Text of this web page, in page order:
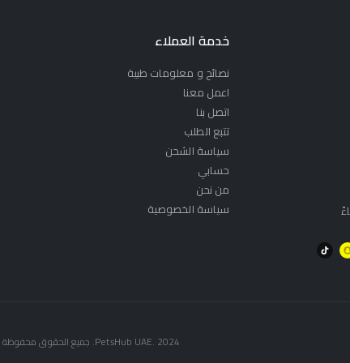
خدمة العملاء
نصائح و معلومات طبية
اعمل معنا
اتصل بنا
تتبع الطلب
سياسة الشحن
حسابي
من نحن
سياسة الخصوصية
PetsHub UAE. 2024. جميع الحقوق محفوظة